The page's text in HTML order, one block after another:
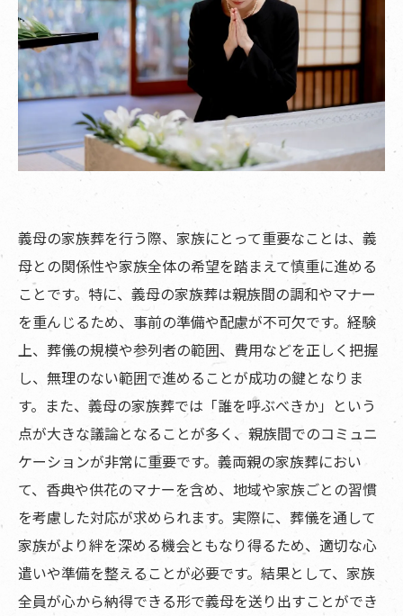
義母の家族葬を行う際、家族にとって重要なことは、義
母との関係性や家族全体の希望を踏まえて慎重に進める
ことです。特に、義母の家族葬は親族間の調和やマナー
を重んじるため、事前の準備や配慮が不可欠です。経験
上、葬儀の規模や参列者の範囲、費用などを正しく把握
し、無理のない範囲で進めることが成功の鍵となりま
す。また、義母の家族葬では「誰を呼ぶべきか」という
点が大きな議論となることが多く、親族間でのコミュニ
ケーションが非常に重要です。義両親の家族葬におい
て、香典や供花のマナーを含め、地域や家族ごとの習慣
を考慮した対応が求められます。実際に、葬儀を通して
家族がより絆を深める機会ともなり得るため、適切な心
遣いや準備を整えることが必要です。結果として、家族
全員が心から納得できる形で義母を送り出すことができ